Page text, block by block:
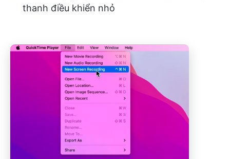
thanh điều khiển nhỏ